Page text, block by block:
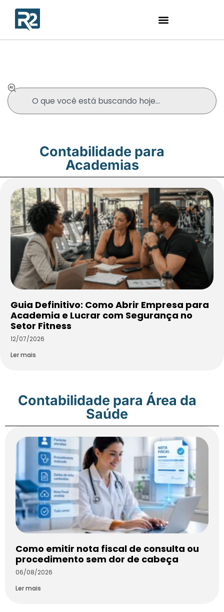
Contabilidade para
Academias
Guia Definitivo: Como Abrir Empresa para
Academia e Lucrar com Segurança no
Setor Fitness
12/07/2026
Ler mais
Contabilidade para Área da
Saúde
Como emitir nota fiscal de consulta ou
procedimento sem dor de cabeça
06/08/2026
Ler mais